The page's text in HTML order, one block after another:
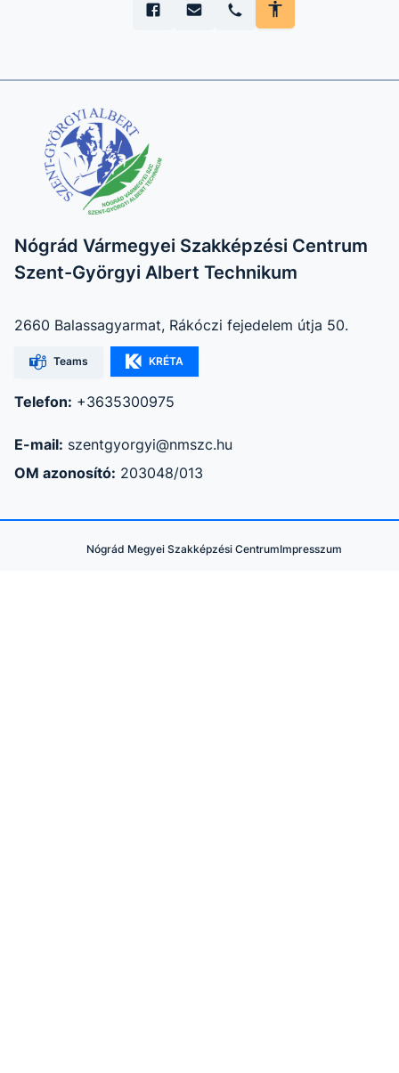
Nógrád Vármegyei Szakképzési Centrum
Szent-Györgyi Albert Technikum
2660 Balassagyarmat, Rákóczi fejedelem útja 50.
Teams KRÉTA
Telefon: +3635300975
E-mail: szentgyorgyi@nmszc.hu
OM azonosító: 203048/013
Nógrád Megyei Szakképzési CentrumImpresszum